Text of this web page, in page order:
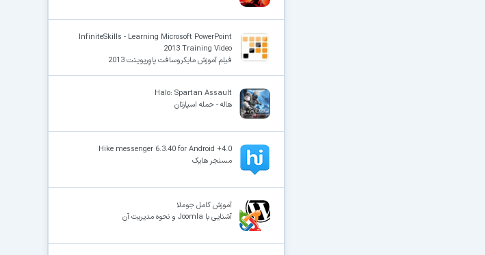
InfiniteSkills - Learning Microsoft PowerPoint
2013 Training Video
فیلم آموزش مایکروسافت پاوِرپویـنت 2013
Halo: Spartan Assault
هاله - حمله اسپارتان
Hike messenger 6.3.40 for Android +4.0
مسنجر هایک
آموزش کامل جوملا
آشنایی با Joomla و نحوه مدیریت آن